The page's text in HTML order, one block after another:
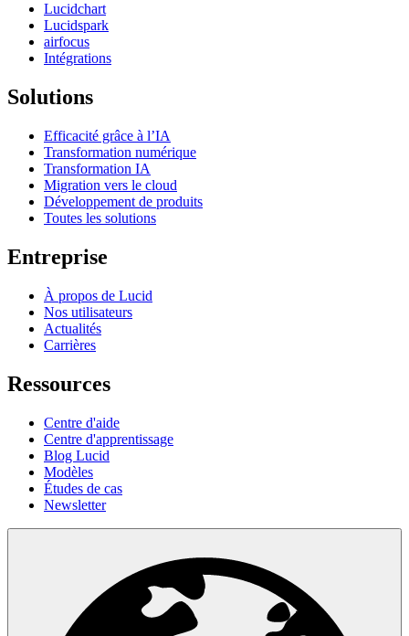
Lucidchart
Lucidspark
airfocus
Intégrations
Solutions
Efficacité grâce à l’IA
Transformation numérique
Transformation IA
Migration vers le cloud
Développement de produits
Toutes les solutions
Entreprise
À propos de Lucid
Nos utilisateurs
Actualités
Carrières
Ressources
Centre d'aide
Centre d'apprentissage
Blog Lucid
Modèles
Études de cas
Newsletter